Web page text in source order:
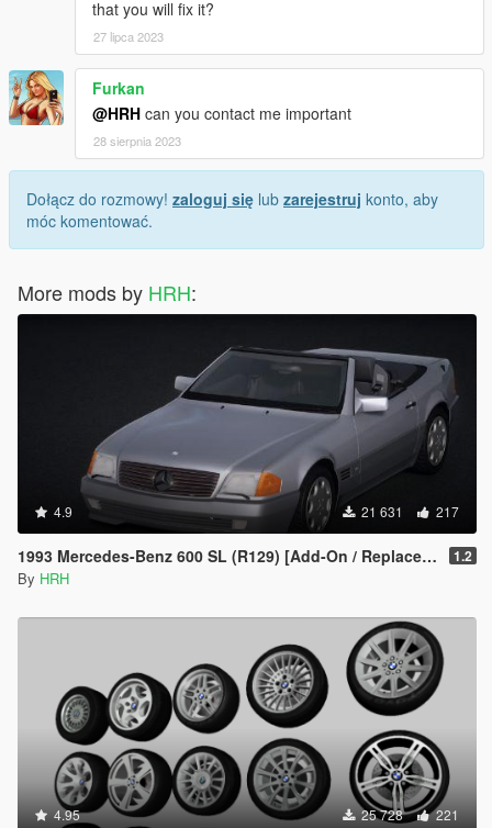
that you will fix it?
27 lipca 2023
Furkan
@HRH can you contact me important
28 sierpnia 2023
Dołącz do rozmowy! zaloguj się lub zarejestruj konto, aby
móc komentować.
More mods by HRH:
4.9 21 631 217
1993 Mercedes-Benz 600 SL (R129) [Add-On / Replace | Extras | Tuning] 1.2
By HRH
4.95 25 728 221